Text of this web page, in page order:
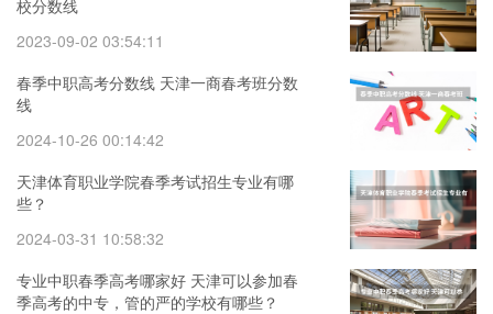
校分数线
2023-09-02 03:54:11
春季中职高考分数线 天津一商春考班分数
线
2024-10-26 00:14:42
天津体育职业学院春季考试招生专业有哪
些？
2024-03-31 10:58:32
专业中职春季高考哪家好 天津可以参加春
季高考的中专，管的严的学校有哪些？